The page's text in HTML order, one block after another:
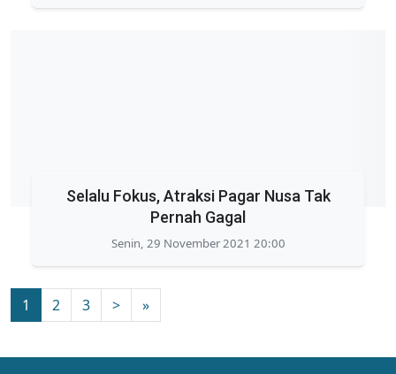
Selalu Fokus, Atraksi Pagar Nusa Tak
Pernah Gagal
Senin, 29 November 2021 20:00
1 2 3 > »